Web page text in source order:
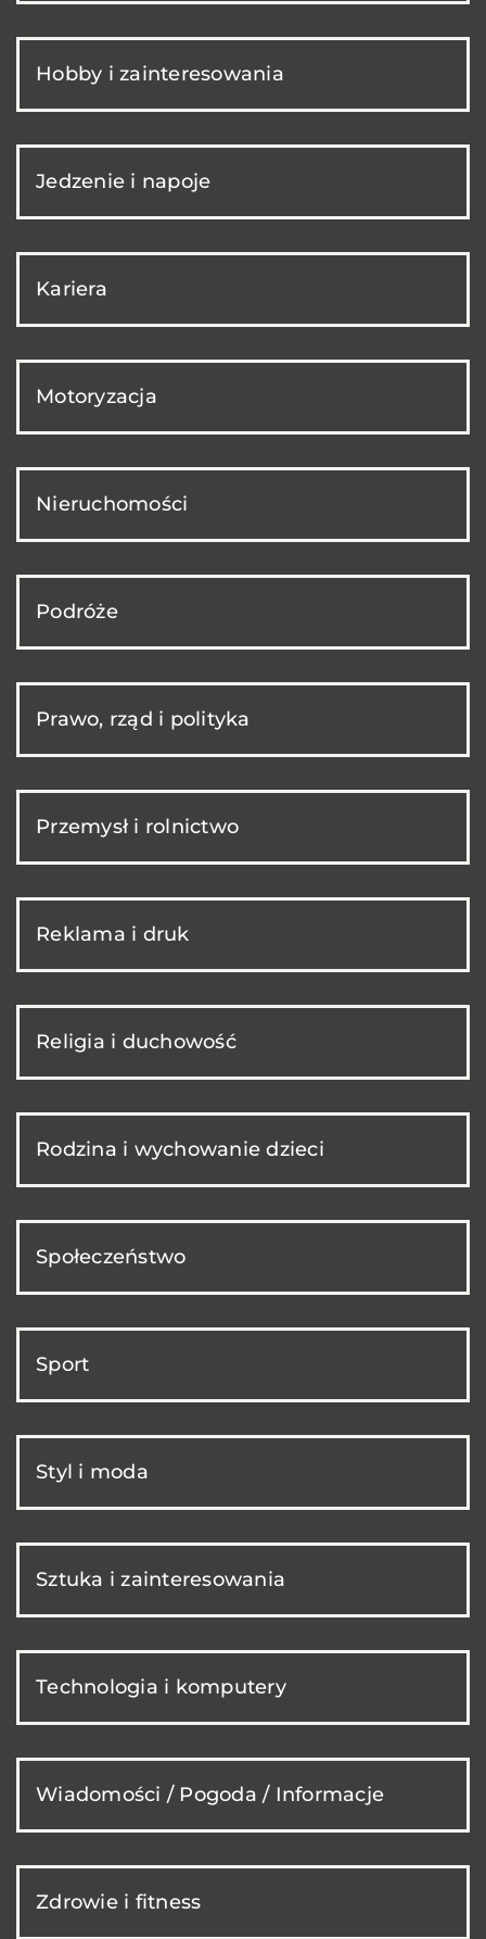
Hobby i zainteresowania
Jedzenie i napoje
Kariera
Motoryzacja
Nieruchomości
Podróże
Prawo, rząd i polityka
Przemysł i rolnictwo
Reklama i druk
Religia i duchowość
Rodzina i wychowanie dzieci
Społeczeństwo
Sport
Styl i moda
Sztuka i zainteresowania
Technologia i komputery
Wiadomości / Pogoda / Informacje
Zdrowie i fitness